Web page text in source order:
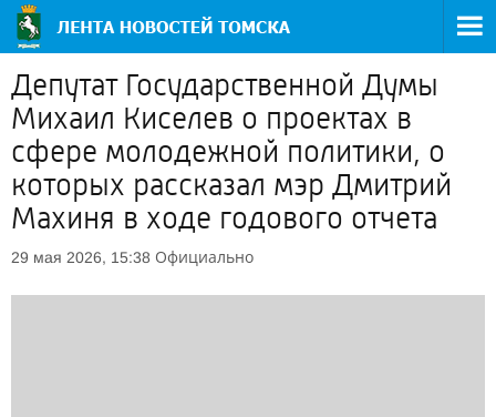
Депутат Государственной Думы
Михаил Киселев о проектах в
сфере молодежной политики, о
которых рассказал мэр Дмитрий
Махиня в ходе годового отчета
29 мая 2026, 15:38 Официально